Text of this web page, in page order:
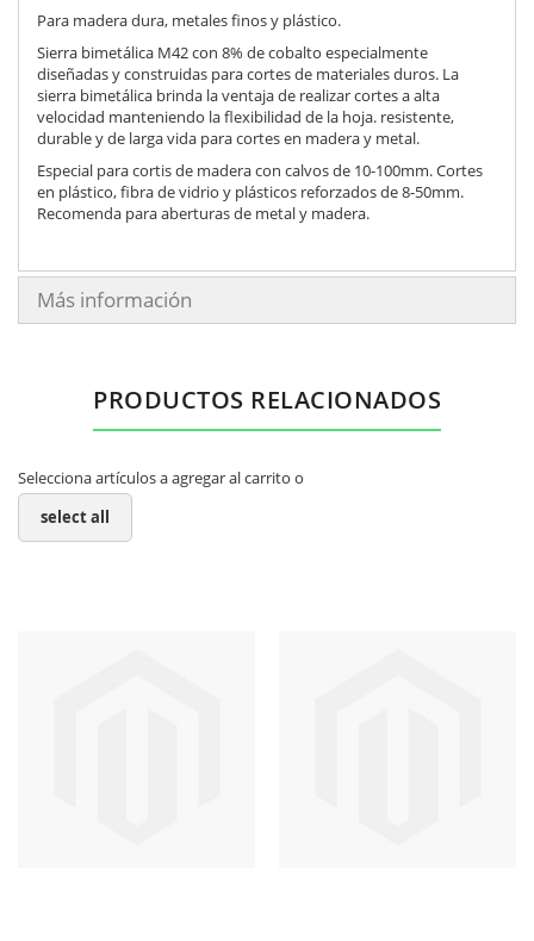
Para madera dura, metales finos y plástico.
Sierra bimetálica M42 con 8% de cobalto especialmente
diseñadas y construidas para cortes de materiales duros. La
sierra bimetálica brinda la ventaja de realizar cortes a alta
velocidad manteniendo la flexibilidad de la hoja. resistente,
durable y de larga vida para cortes en madera y metal.
Especial para cortis de madera con calvos de 10-100mm. Cortes
en plástico, fibra de vidrio y plásticos reforzados de 8-50mm.
Recomenda para aberturas de metal y madera.
Más información
PRODUCTOS RELACIONADOS
Selecciona artículos a agregar al carrito o
select all